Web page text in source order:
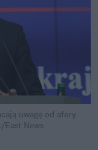
uwagę od afery
News